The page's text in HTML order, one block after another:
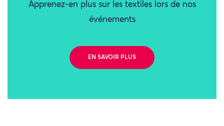
Apprenez-en plus sur les textiles lors de nos
événements
EN SAVOIR PLUS